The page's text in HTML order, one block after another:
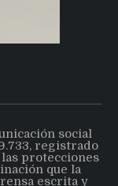
social
registrado
protecciones
que la
escrita y